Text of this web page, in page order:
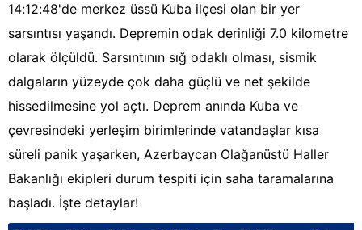
14:12:48'de merkez üssü Kuba ilçesi olan bir yer
sarsıntısı yaşandı. Depremin odak derinliği 7.0 kilometre
olarak ölçüldü. Sarsıntının sığ odaklı olması, sismik
dalgaların yüzeyde çok daha güçlü ve net şekilde
hissedilmesine yol açtı. Deprem anında Kuba ve
çevresindeki yerleşim birimlerinde vatandaşlar kısa
süreli panik yaşarken, Azerbaycan Olağanüstü Haller
Bakanlığı ekipleri durum tespiti için saha taramalarına
başladı. İşte detaylar!